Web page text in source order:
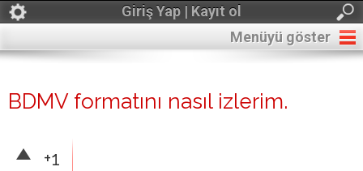
Giriş Yap | Kayıt ol
Menüyü göster
BDMV formatını nasıl izlerim.
+1